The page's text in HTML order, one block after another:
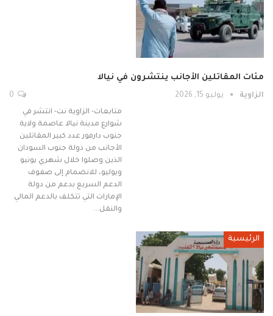
مئات المقاتلين الأجانب ينتشرون في نيالا
الزاوية يوليو 15, 2026
متابعات- الزاوية نت- انتشر في
شوارع مدينة نيالا عاصمة ولاية
جنوب دارفور عدد كبير المقاتلين
الأجانب من دولة جنوب السودان
الذين وصلوا خلال شهري يونيو
ويوليو، للانضمام إلى صفوف
الدعم السريع بدعم من دولة
الإمارات التي تتكلف بالدعم المالي
والنقل…
الرئيسية